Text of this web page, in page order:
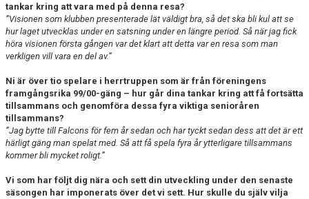
tankar kring att vara med på denna resa?
”Visionen som klubben presenterade lät väldigt bra, så det ska bli kul att se
hur laget utvecklas under en satsning under en längre period. Så när jag fick
höra visionen första gången var det klart att detta var en resa som man
verkligen vill vara en del av.”
Ni är över tio spelare i herrtruppen som är från föreningens
framgångsrika 99/00-gäng – hur går dina tankar kring att få fortsätta
tillsammans och genomföra dessa fyra viktiga senioråren
tillsammans?
”Jag bytte till Falcons för fem år sedan och har tyckt sedan dess att det är ett
härligt gäng man spelat med. Så att få spela fyra år ytterligare tillsammans
kommer bli mycket roligt.”
Vi som har följt dig nära och sett din utveckling under den senaste
säsongen har imponerats över det vi sett. Hur skulle du själv vilja